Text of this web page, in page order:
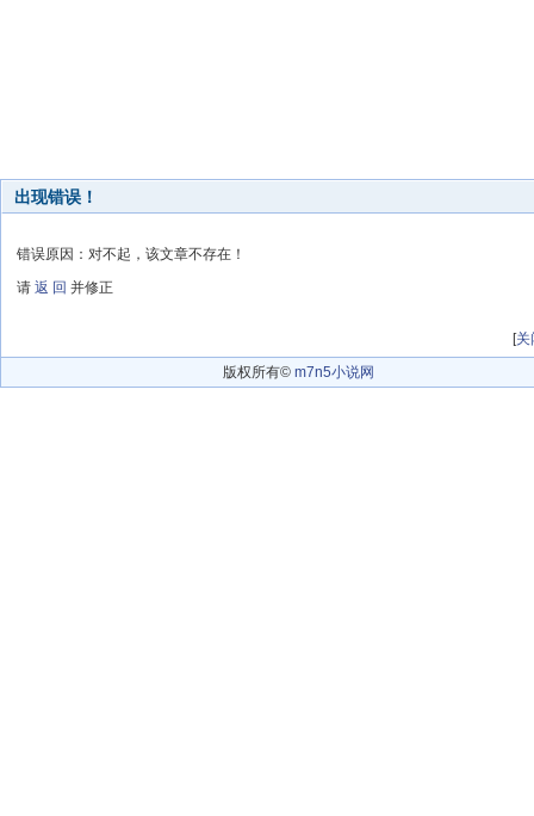
出现错误！
错误原因：对不起，该文章不存在！
请 返 回 并修正
[关
版权所有© m7n5小说网